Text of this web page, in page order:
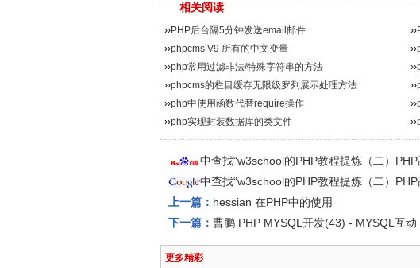
相关阅读
››PHP后台隔5分钟发送email邮件 ››
››phpcms V9 所有的中文变量 ››
››php常用过滤非法/特殊字符串的方法 ››
››phpcms的栏目缓存无限级罗列展示处理方法 ››
››php中使用函数代替require操作 ››
››php实现封装数据库的类文件 ››
中查找“w3school的PHP教程提炼（二）
中查找“w3school的PHP教程提炼（二）
上一篇： hessian 在PHP中的使用
下一篇： 曹鹏 PHP MYSQL开发(43) - MYSQL互动
更多精彩